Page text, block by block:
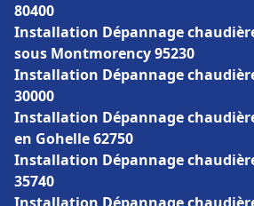
80400
Installation Dépannage
sous Montmorency 95230
Installation Dépannage
30000
Installation Dépannage
en Gohelle 62750
Installation Dépannage
35740